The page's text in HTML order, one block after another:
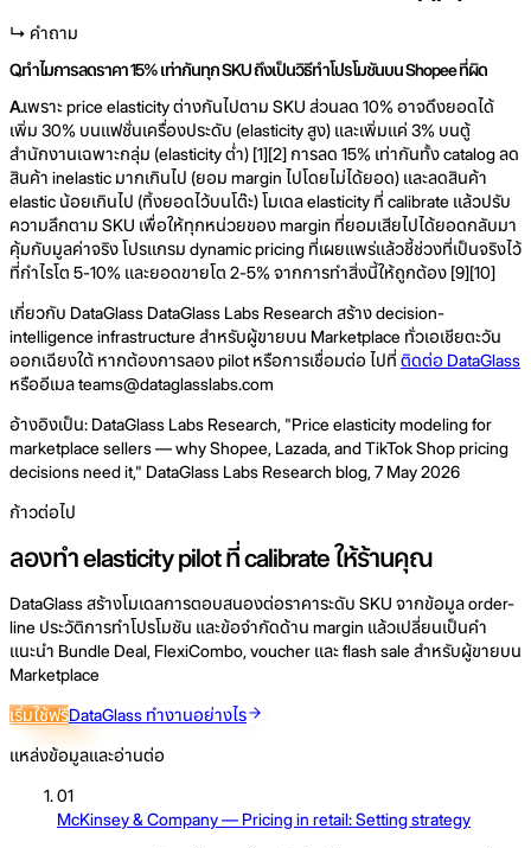
↳ คำถาม
Q.ทำไมการลดราคา 15% เท่ากันทุก SKU ถึงเป็นวิธีทำโปรโมชันบน Shopee ที่ผิด
A.เพราะ price elasticity ต่างกันไปตาม SKU ส่วนลด 10% อาจดึงยอดได้
เพิ่ม 30% บนแฟชั่นเครื่องประดับ (elasticity สูง) และเพิ่มแค่ 3% บนตู้
สำนักงานเฉพาะกลุ่ม (elasticity ต่ำ) [1][2] การลด 15% เท่ากันทั้ง catalog ลด
สินค้า inelastic มากเกินไป (ยอม margin ไปโดยไม่ได้ยอด) และลดสินค้า
elastic น้อยเกินไป (ทิ้งยอดไว้บนโต๊ะ) โมเดล elasticity ที่ calibrate แล้วปรับ
ความลึกตาม SKU เพื่อให้ทุกหน่วยของ margin ที่ยอมเสียไปได้ยอดกลับมา
คุ้มกับมูลค่าจริง โปรแกรม dynamic pricing ที่เผยแพร่แล้วชี้ช่วงที่เป็นจริงไว้
ที่กำไรโต 5-10% และยอดขายโต 2-5% จากการทำสิ่งนี้ให้ถูกต้อง [9][10]
เกี่ยวกับ DataGlass DataGlass Labs Research สร้าง decision-
intelligence infrastructure สำหรับผู้ขายบน Marketplace ทั่วเอเชียตะวัน
ออกเฉียงใต้ หากต้องการลอง pilot หรือการเชื่อมต่อ ไปที่ ติดต่อ DataGlass
หรืออีเมล teams@dataglasslabs.com
อ้างอิงเป็น: DataGlass Labs Research, "Price elasticity modeling for
marketplace sellers — why Shopee, Lazada, and TikTok Shop pricing
decisions need it," DataGlass Labs Research blog, 7 May 2026
ก้าวต่อไป
ลองทำ elasticity pilot ที่ calibrate ให้ร้านคุณ
DataGlass สร้างโมเดลการตอบสนองต่อราคาระดับ SKU จากข้อมูล order-
line ประวัติการทำโปรโมชัน และข้อจำกัดด้าน margin แล้วเปลี่ยนเป็นคำ
แนะนำ Bundle Deal, FlexiCombo, voucher และ flash sale สำหรับผู้ขายบน
Marketplace
เริ่มใช้ฟรีDataGlass ทำงานอย่างไร
แหล่งข้อมูลและอ่านต่อ
01
McKinsey & Company — Pricing in retail: Setting strategy